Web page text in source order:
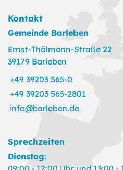
Kontakt
Gemeinde Barleben
Ernst-Thälmann-Straße 22
39179 Barleben
+49 39203 565-0
+49 39203 565-2801
info@barleben.de
Sprechzeiten
Dienstag: